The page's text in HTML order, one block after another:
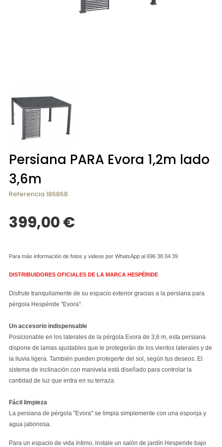
Persiana PARA Evora 1,2m lado
3,6m
Referencia 186868
399,00 €
Para más información de fotos y videos por WhatsApp al 696 38 04 39
DISTRIBUIDORES OFICIALES DE LA MARCA HESPÉRIDE
Disfrute tranquilamente de su espacio exterior gracias a la persiana para
pérgola Hespéride "Evora".
Un accesorio indispensable
Posicionable en los laterales de la pérgola Evora de 3,6 m, esta persiana
dispone de lamas ajustables que le protegerán de los vientos laterales y de
la lluvia ligera. También pueden protegerte del sol, según tus deseos. El
sistema de inclinación con manivela está diseñado para controlar la
cantidad de luz que entra en su terraza.
Fácil limpieza
La persiana de pérgola "Evora" se limpia simplemente con una esponja y
agua jabonosa.
Para un espacio de vida íntimo, instale un salón de jardín Hesperide bajo